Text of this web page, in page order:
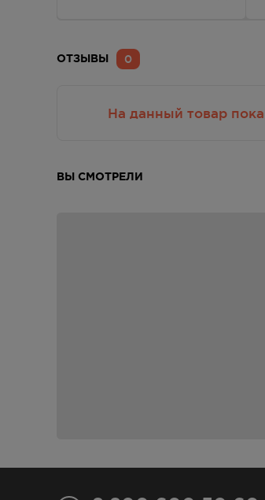
В наличии меньше 3 шт.
0
ОТЗЫВЫ
На данный товар
ВЫ СМОТРЕЛИ